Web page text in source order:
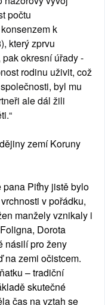
počtu
k
který zprvu
okresní úřady -
rodinu uživit, což
byl mu
ale dál žili
zemí Koruny
pana Piťhy jistě bylo
v pořádku,
manžely vznikaly i
Dorota
násilí pro ženy
na zemi očistcem.
– tradiční
skutečné
čas na vztah se